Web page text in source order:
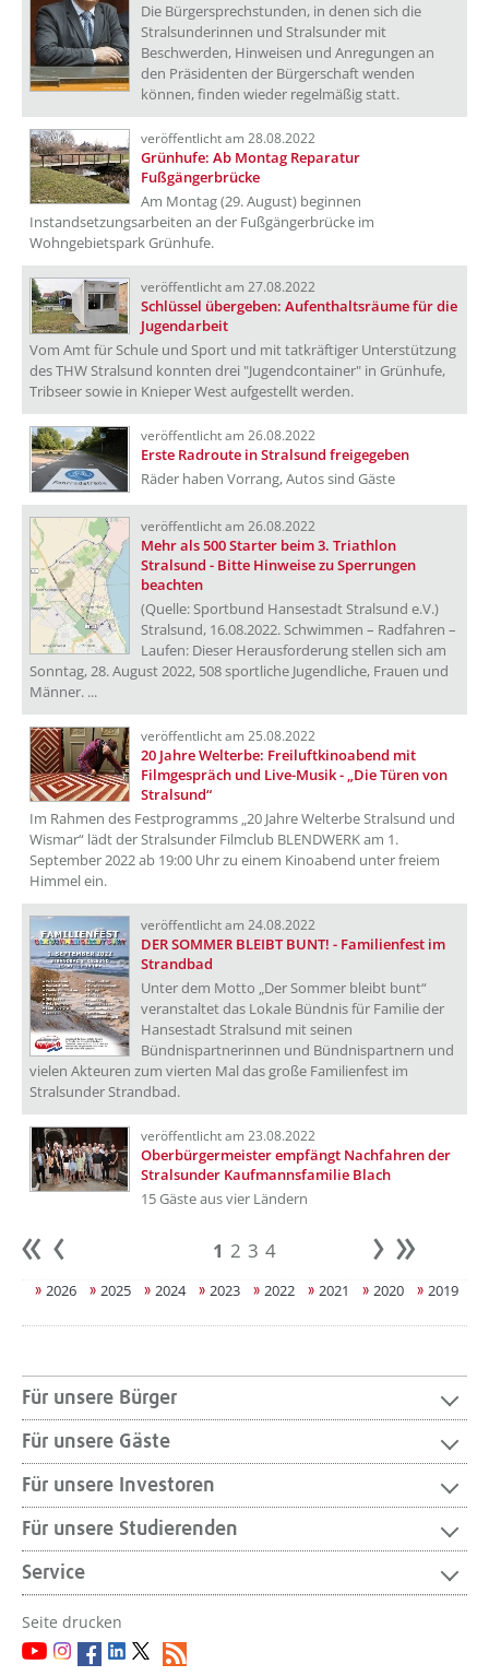
Die Bürgersprechstunden, in denen sich die
Stralsunderinnen und Stralsunder mit
Beschwerden, Hinweisen und Anregungen an
den Präsidenten der Bürgerschaft wenden
können, finden wieder regelmäßig statt.
veröffentlicht am 28.08.2022
Grünhufe: Ab Montag Reparatur
Fußgängerbrücke
Am Montag (29. August) beginnen
Instandsetzungsarbeiten an der Fußgängerbrücke im
Wohngebietspark Grünhufe.
veröffentlicht am 27.08.2022
Schlüssel übergeben: Aufenthaltsräume für die
Jugendarbeit
Vom Amt für Schule und Sport und mit tatkräftiger Unterstützung
des THW Stralsund konnten drei "Jugendcontainer" in Grünhufe,
Tribseer sowie in Knieper West aufgestellt werden.
veröffentlicht am 26.08.2022
Erste Radroute in Stralsund freigegeben
Räder haben Vorrang, Autos sind Gäste
veröffentlicht am 26.08.2022
Mehr als 500 Starter beim 3. Triathlon
Stralsund - Bitte Hinweise zu Sperrungen
beachten
(Quelle: Sportbund Hansestadt Stralsund e.V.)
Stralsund, 16.08.2022. Schwimmen – Radfahren –
Laufen: Dieser Herausforderung stellen sich am
Sonntag, 28. August 2022, 508 sportliche Jugendliche, Frauen und
Männer. ...
veröffentlicht am 25.08.2022
20 Jahre Welterbe: Freiluftkinoabend mit
Filmgespräch und Live-Musik - „Die Türen von
Stralsund“
Im Rahmen des Festprogramms „20 Jahre Welterbe Stralsund und
Wismar“ lädt der Stralsunder Filmclub BLENDWERK am 1.
September 2022 ab 19:00 Uhr zu einem Kinoabend unter freiem
Himmel ein.
veröffentlicht am 24.08.2022
DER SOMMER BLEIBT BUNT! - Familienfest im
Strandbad
Unter dem Motto „Der Sommer bleibt bunt“
veranstaltet das Lokale Bündnis für Familie der
Hansestadt Stralsund mit seinen
Bündnispartnerinnen und Bündnispartnern und
vielen Akteuren zum vierten Mal das große Familienfest im
Stralsunder Strandbad.
veröffentlicht am 23.08.2022
Oberbürgermeister empfängt Nachfahren der
Stralsunder Kaufmannsfamilie Blach
15 Gäste aus vier Ländern
Anfang 1 2 3 4 weiter
2026 2025 2024 2023 2022 2021 2020 2019
Für unsere Bürger
Für unsere Gäste
Für unsere Investoren
Für unsere Studierenden
Service
Seite drucken